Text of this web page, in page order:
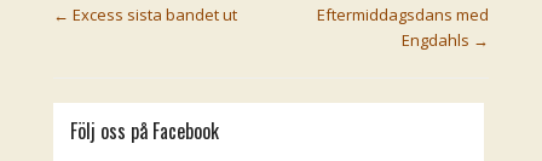
Post navigation
← Excess sista bandet ut
Eftermiddagsdans med
Engdahls →
Följ oss på Facebook